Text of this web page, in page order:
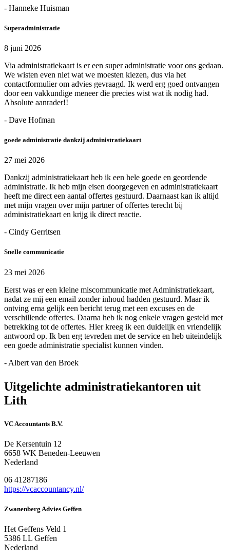
- Hanneke Huisman
Superadministratie
8 juni 2026
Via administratiekaart is er een super administratie voor ons gedaan.
We wisten even niet wat we moesten kiezen, dus via het
contactformulier om advies gevraagd. Ik werd erg goed ontvangen
door een vakkundige meneer die precies wist wat ik nodig had.
Absolute aanrader!!
- Dave Hofman
goede administratie dankzij administratiekaart
27 mei 2026
Dankzij administratiekaart heb ik een hele goede en geordende
administratie. Ik heb mijn eisen doorgegeven en administratiekaart
heeft me direct een aantal offertes gestuurd. Daarnaast kan ik altijd
met mijn vragen over mijn partner of offertes terecht bij
administratiekaart en krijg ik direct reactie.
- Cindy Gerritsen
Snelle communicatie
23 mei 2026
Eerst was er een kleine miscommunicatie met Administratiekaart,
nadat ze mij een email zonder inhoud hadden gestuurd. Maar ik
ontving erna gelijk een bericht terug met een excuses en de
verschillende offertes. Daarna heb ik nog enkele vragen gesteld met
betrekking tot de offertes. Hier kreeg ik een duidelijk en vriendelijk
antwoord op. Ik ben erg tevreden met de service en heb uiteindelijk
een goede administratie specialist kunnen vinden.
- Albert van den Broek
Uitgelichte administratiekantoren uit
Lith
VC Accountants B.V.
De Kersentuin 12
6658 WK Beneden-Leeuwen
Nederland
06 41287186
https://vcaccountancy.nl/
Zwanenberg Advies Geffen
Het Geffens Veld 1
5386 LL Geffen
Nederland